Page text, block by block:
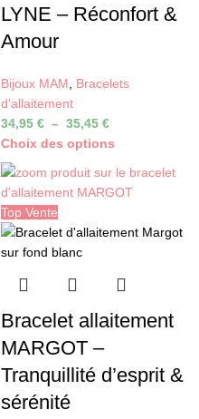
LYNE – Réconfort &
Amour
Bijoux MAM, Bracelets
d'allaitement
34,95 € – 35,45 €
Choix des options
Top Vente
Bracelet allaitement
MARGOT –
Tranquillité d’esprit &
sérénité